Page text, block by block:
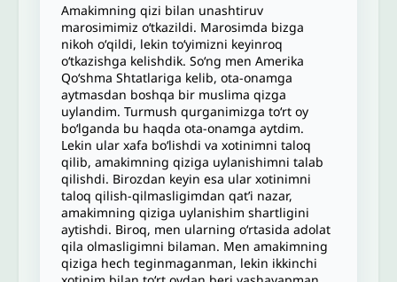
Amakimning qizi bilan unashtiruv
marosimimiz oʻtkazildi. Marosimda bizga
nikoh oʻqildi, lekin to‘yimizni keyinroq
o‘tkazishga kelishdik. Soʻng men Amerika
Qo‘shma Shtatlariga kelib, ota-onamga
aytmasdan boshqa bir muslima qizga
uylandim. Turmush qurganimizga to‘rt oy
bo‘lganda bu haqda ota-onamga aytdim.
Lekin ular xafa bo‘lishdi va xotinimni taloq
qilib, amakimning qiziga uylanishimni talab
qilishdi. Birozdan keyin esa ular xotinimni
taloq qilish-qilmasligimdan qat’i nazar,
amakimning qiziga uylanishim shartligini
aytishdi. Biroq, men ularning o‘rtasida adolat
qila olmasligimni bilaman. Men amakimning
qiziga hech teginmaganman, lekin ikkinchi